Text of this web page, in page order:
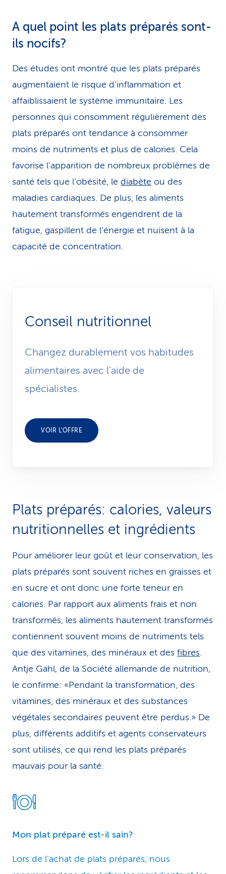
A quel point les plats préparés sont-
ils nocifs?
Des études ont montré que les plats préparés
augmentaient le risque d’inflammation et
affaiblissaient le système immunitaire. Les
personnes qui consomment régulièrement des
plats préparés ont tendance à consommer
moins de nutriments et plus de calories. Cela
favorise l’apparition de nombreux problèmes de
santé tels que l’obésité, le diabète ou des
maladies cardiaques. De plus, les aliments
hautement transformés engendrent de la
fatigue, gaspillent de l’énergie et nuisent à la
capacité de concentration.
Conseil nutritionnel
Changez durablement vos habitudes
alimentaires avec l’aide de
spécialistes.
VOIR L'OFFRE
Plats préparés: calories, valeurs
nutritionnelles et ingrédients
Pour améliorer leur goût et leur conservation, les
plats préparés sont souvent riches en graisses et
en sucre et ont donc une forte teneur en
calories. Par rapport aux aliments frais et non
transformés, les aliments hautement transformés
contiennent souvent moins de nutriments tels
que des vitamines, des minéraux et des fibres.
Antje Gahl, de la Société allemande de nutrition,
le confirme: «Pendant la transformation, des
vitamines, des minéraux et des substances
végétales secondaires peuvent être perdus.» De
plus, différents additifs et agents conservateurs
sont utilisés, ce qui rend les plats préparés
mauvais pour la santé.
Mon plat préparé est-il sain?
Lors de l’achat de plats préparés, nous